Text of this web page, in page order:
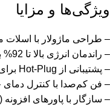
ویژگی‌ها و مزایا
– طراحی ماژولار با
– راندمان انرژی بالا تا 92% با گواهی
– پشتیبانی از Hot-Plug برای افزایش قابلیت دسترسی (Uptime)
– فن کم‌صدا با کنترل دمای
– سازگار با پاورهای افزونه (Redundant PSU) جهت افزونگی کامل